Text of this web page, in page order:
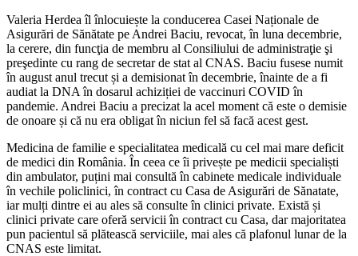
Valeria Herdea îl înlocuiește la conducerea Casei Naționale de
Asigurări de Sănătate pe Andrei Baciu, revocat, în luna decembrie,
la cerere, din funcţia de membru al Consiliului de administraţie şi
preşedinte cu rang de secretar de stat al CNAS. Baciu fusese numit
în august anul trecut și a demisionat în decembrie, înainte de a fi
audiat la DNA în dosarul achiziției de vaccinuri COVID în
pandemie. Andrei Baciu a precizat la acel moment că este o demisie
de onoare și că nu era obligat în niciun fel să facă acest gest.
Medicina de familie e specialitatea medicală cu cel mai mare deficit
de medici din România. În ceea ce îi privește pe medicii specialiști
din ambulator, puțini mai consultă în cabinete medicale individuale
în vechile policlinici, în contract cu Casa de Asigurări de Sănatate,
iar mulți dintre ei au ales să consulte în clinici private. Există și
clinici private care oferă servicii în contract cu Casa, dar majoritatea
pun pacientul să plătească serviciile, mai ales că plafonul lunar de la
CNAS este limitat.